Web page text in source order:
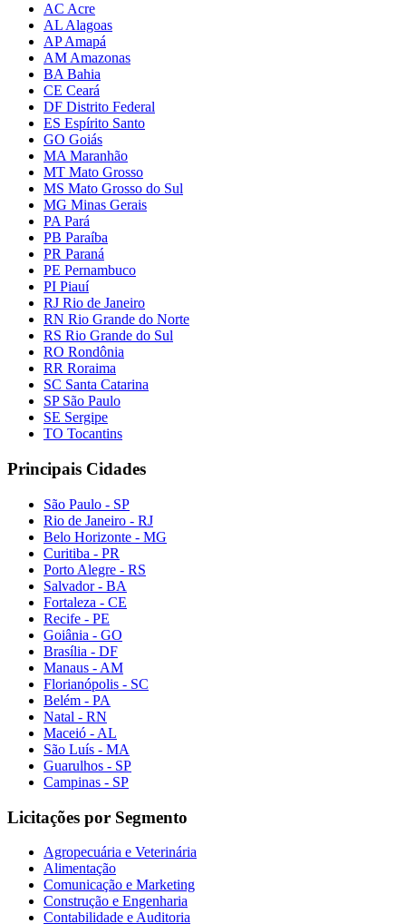
AC Acre
AL Alagoas
AP Amapá
AM Amazonas
BA Bahia
CE Ceará
DF Distrito Federal
ES Espírito Santo
GO Goiás
MA Maranhão
MT Mato Grosso
MS Mato Grosso do Sul
MG Minas Gerais
PA Pará
PB Paraíba
PR Paraná
PE Pernambuco
PI Piauí
RJ Rio de Janeiro
RN Rio Grande do Norte
RS Rio Grande do Sul
RO Rondônia
RR Roraima
SC Santa Catarina
SP São Paulo
SE Sergipe
TO Tocantins
Principais Cidades
São Paulo - SP
Rio de Janeiro - RJ
Belo Horizonte - MG
Curitiba - PR
Porto Alegre - RS
Salvador - BA
Fortaleza - CE
Recife - PE
Goiânia - GO
Brasília - DF
Manaus - AM
Florianópolis - SC
Belém - PA
Natal - RN
Maceió - AL
São Luís - MA
Guarulhos - SP
Campinas - SP
Licitações por Segmento
Agropecuária e Veterinária
Alimentação
Comunicação e Marketing
Construção e Engenharia
Contabilidade e Auditoria